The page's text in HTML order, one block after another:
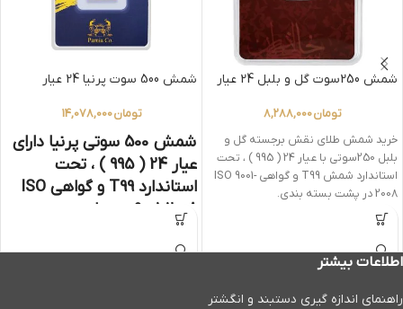
شمش 250سوت گل و بلبل 24 عیار
تومان8,288,000
خرید شمش طلای نقش برجسته گل و
بلبل 250سوتی با عیار 24 ( 995 ) ، تحت
استاندارد شمش T99 و گواهی ISO 9001-
2008 در پشت بسته بندی.
شمش 500 سوت پرنیا 24 عیار
تومان14,078,000
شمش 500 سوتی پرنیا دارای
عیار 24 ( 995 ) ، تحت
استاندارد T99 و گواهی ISO
9001-2008 در پشت بسته
بندی
اطلاعات بیشتر
راهنمای اندازه گیری دستبند و انگشتر